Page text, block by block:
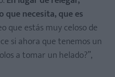
necesita, que es
que estás muy celoso de
si ahora que tenemos un
a tomar un helado?”,